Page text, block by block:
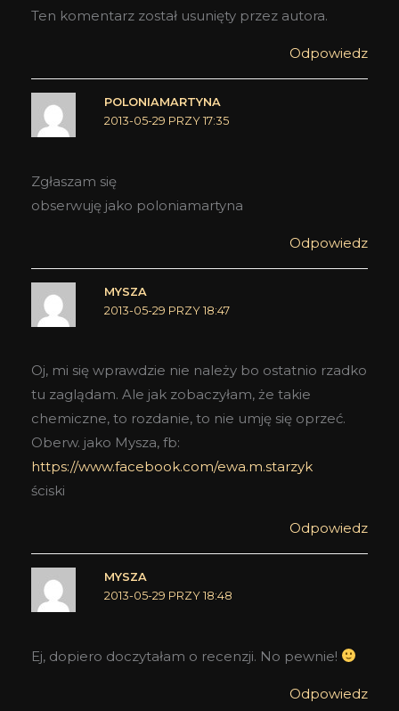
Ten komentarz został usunięty przez autora.
Odpowiedz
POLONIAMARTYNA
2013-05-29 PRZY 17:35
Zgłaszam się
obserwuję jako poloniamartyna
Odpowiedz
MYSZA
2013-05-29 PRZY 18:47
Oj, mi się wprawdzie nie należy bo ostatnio rzadko
tu zaglądam. Ale jak zobaczyłam, że takie
chemiczne, to rozdanie, to nie umję się oprzeć.
Oberw. jako Mysza, fb:
https://www.facebook.com/ewa.m.starzyk
ściski
Odpowiedz
MYSZA
2013-05-29 PRZY 18:48
Ej, dopiero doczytałam o recenzji. No pewnie!
Odpowiedz